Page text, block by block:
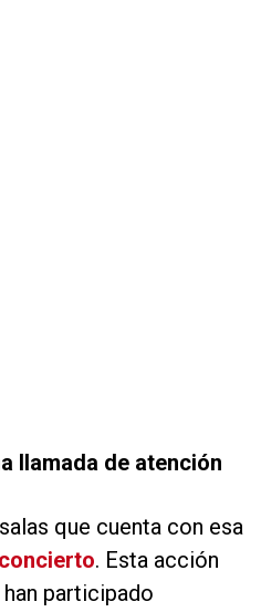
llamada de atención
que cuenta con esa
. Esta acción
participado